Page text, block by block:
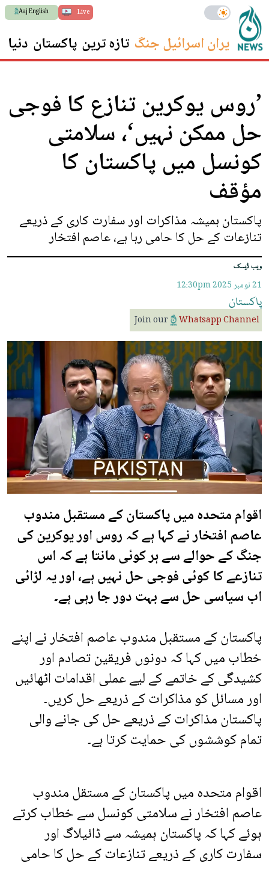
Live
Aaj English
ایران اسرائیل جنگ تازہ ترین پاکستان دنیا
’روس یوکرین تنازع کا فوجی
حل ممکن نہیں‘، سلامتی
کونسل میں پاکستان کا
مؤقف
پاکستان ہمیشہ مذاکرات اور سفارت کاری کے ذریعے
تنازعات کے حل کا حامی رہا ہے، عاصم افتخار
ویب ڈیسک
21 نومبر 2025 12:30pm
پاکستان
Join our Whatsapp Channel
اقوام متحدہ میں پاکستان کے مستقبل مندوب
عاصم افتخار نے کہا ہے کہ روس اور یوکرین کی
جنگ کے حوالے سے ہر کوئی مانتا ہے کہ اس
تنازعے کا کوئی فوجی حل نہیں ہے، اور یہ لڑائی
اب سیاسی حل سے بہت دور جا رہی ہے۔
پاکستان کے مستقبل مندوب عاصم افتخار نے اپنے
خطاب میں کہا کہ دونوں فریقین تصادم اور
کشیدگی کے خاتمے کے لیے عملی اقدامات اٹھائیں
اور مسائل کو مذاکرات کے ذریعے حل کریں۔
پاکستان مذاکرات کے ذریعے حل کی جانے والی
تمام کوششوں کی حمایت کرتا ہے۔
اقوام متحدہ میں پاکستان کے مستقل مندوب
عاصم افتخار نے سلامتی کونسل سے خطاب کرتے
ہوئے کہا کہ پاکستان ہمیشہ سے ڈائیلاگ اور
سفارت کاری کے ذریعے تنازعات کے حل کا حامی